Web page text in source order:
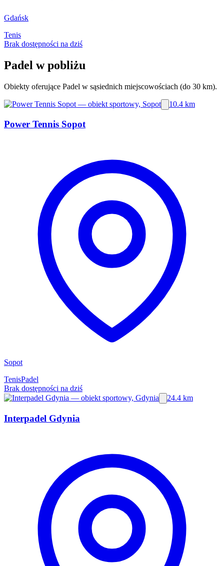
Gdańsk
Tenis
Brak dostępności na dziś
Padel w pobliżu
Obiekty oferujące Padel w sąsiednich miejscowościach (do 30 km).
10.4 km
Power Tennis Sopot
Sopot
TenisPadel
Brak dostępności na dziś
24.4 km
Interpadel Gdynia